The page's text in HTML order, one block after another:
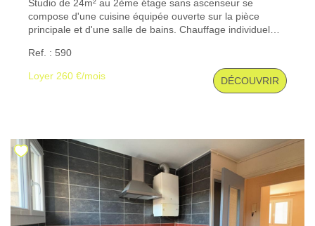
CONTACT
Studio de 24m² au 2ème étage sans ascenseur se
compose d'une cuisine équipée ouverte sur la pièce
principale et d'une salle de bains. Chauffage individuel
sur les risques auxquels ce bien est exposé sont
disponibles sur le site Géorisques : www. georisques.
gouv. fr
Ref. : 590
Loyer 260 €/mois DÉCOUVRIR